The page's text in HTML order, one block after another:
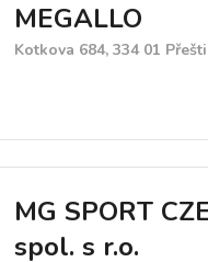
MEGALLO
Kotkova 684, 334 01
MG SPORT
spol. s r.o.